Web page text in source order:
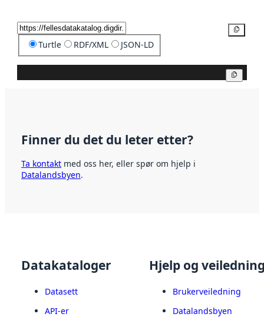
Turtle RDF/XML JSON-LD
Finner du det du leter etter?
Ta kontakt med oss her, eller spør om hjelp i
Datalandsbyen.
Datakataloger
Datasett
API-er
Hjelp og
Brukerveiledning
Datalandsbyen